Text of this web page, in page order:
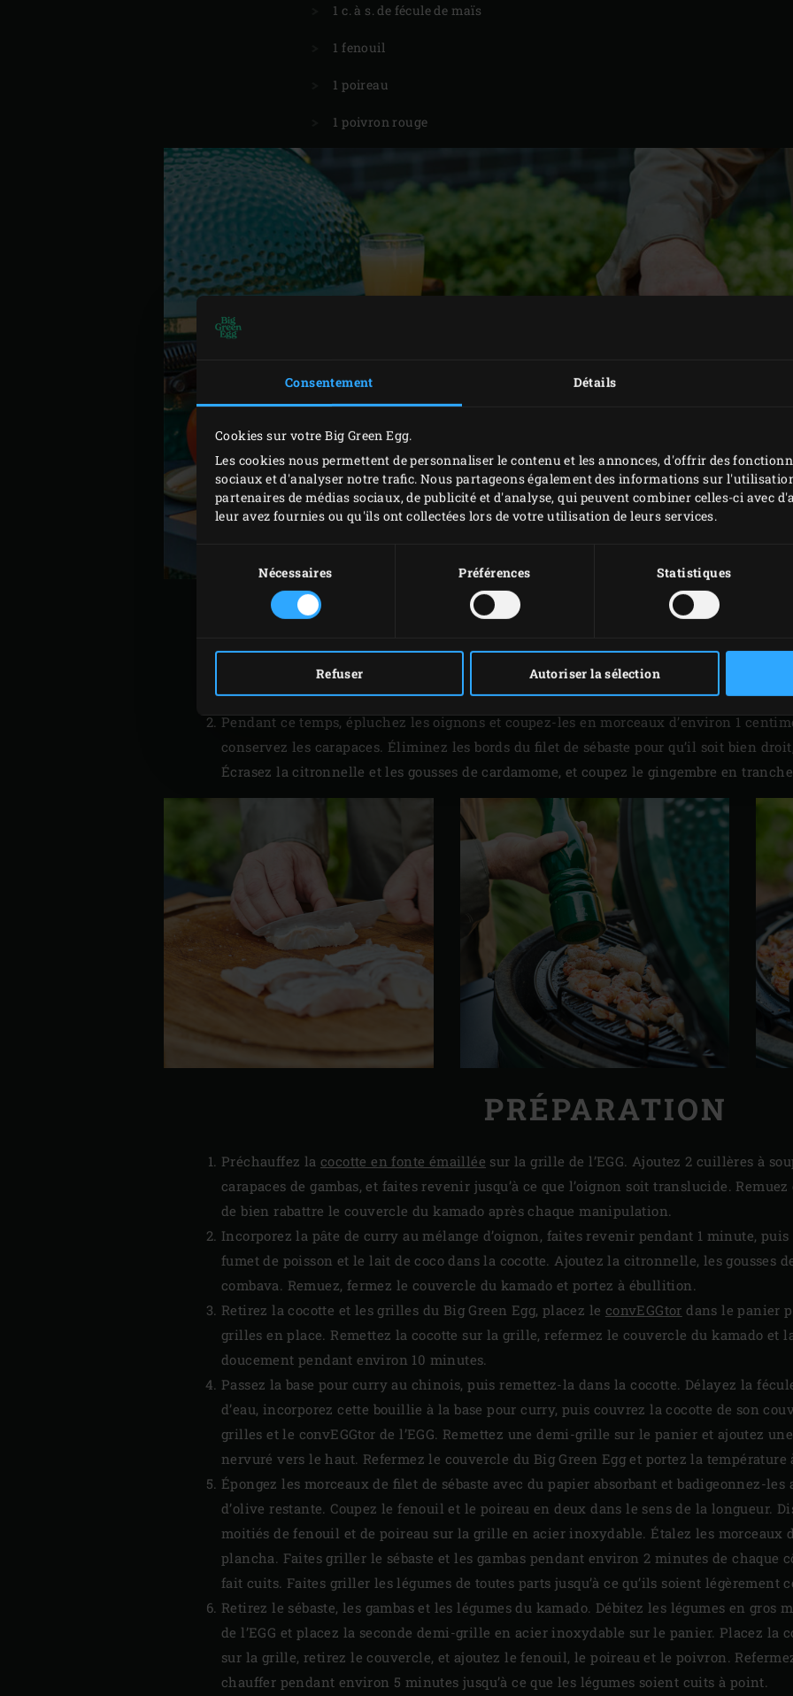
Consentement Détails
Cookies sur votre Big Green Egg.
Les cookies nous permettent de personnaliser le contenu et les annonces, d'offrir des
sociaux et d'analyser notre trafic. Nous partageons également des informations sur
partenaires de médias sociaux, de publicité et d'analyse, qui peuvent combiner celles-ci avec
leur avez fournies ou qu'ils ont collectées lors de votre utilisation de leurs services.
consentement
Nécessaires Préférences Statistiques
Refuser Autoriser la sélection
1 c. à s. de fécule de maïs
1 fenouil
1 poireau
1 poivron rouge
MISE EN PLACE
charbon de bois
dans le Big Green Egg et faites chauffer ce dernier à 200
en place à l’intérieur, surmonté de deuxdemi-grilles en acier inoxydable.
Pendant ce temps, épluchez les oignons et coupez-les en morceaux d’environ 1
conservez les carapaces. Éliminez les bords du filet de sébaste pour qu’il soit bien
Écrasez la citronnelle et les gousses de cardamome, et coupez le gingembre en
PRÉPARATION
Préchauffez la cocotte en fonte émaillée sur la grille de l’EGG. Ajoutez 2 cuillères à
carapaces de gambas, et faites revenir jusqu’à ce que l’oignon soit translucide.
de bien rabattre le couvercle du kamado après chaque manipulation.
Incorporez la pâte de curry au mélange d’oignon, faites revenir pendant 1 minute,
fumet de poisson et le lait de coco dans la cocotte. Ajoutez la citronnelle, les gousses
combava. Remuez, fermez le couvercle du kamado et portez à ébullition.
Retirez la cocotte et les grilles du Big Green Egg, placez le convEGGtor dans le panier
grilles en place. Remettez la cocotte sur la grille, refermez le couvercle du kamado et
doucement pendant environ 10 minutes.
Passez la base pour curry au chinois, puis remettez-la dans la cocotte. Délayez la
d’eau, incorporez cette bouillie à la base pour curry, puis couvrez la cocotte de son
grilles et le convEGGtor de l’EGG. Remettez une demi-grille sur le panier et ajoutez
nervuré vers le haut. Refermez le couvercle du Big Green Egg et portez la température
Épongez les morceaux de filet de sébaste avec du papier absorbant et badigeonnez-
d’olive restante. Coupez le fenouil et le poireau en deux dans le sens de la longueur.
moitiés de fenouil et de poireau sur la grille en acier inoxydable. Étalez les morceaux
plancha. Faites griller le sébaste et les gambas pendant environ 2 minutes de chaque
fait cuits. Faites griller les légumes de toutes parts jusqu’à ce qu’ils soient légèrement
Retirez le sébaste, les gambas et les légumes du kamado. Débitez les légumes en gros
de l’EGG et placez la seconde demi-grille en acier inoxydable sur le panier. Placez la
sur la grille, retirez le couvercle, et ajoutez le fenouil, le poireau et le poivron.
chauffer pendant environ 5 minutes jusqu’à ce que les légumes soient cuits à point.